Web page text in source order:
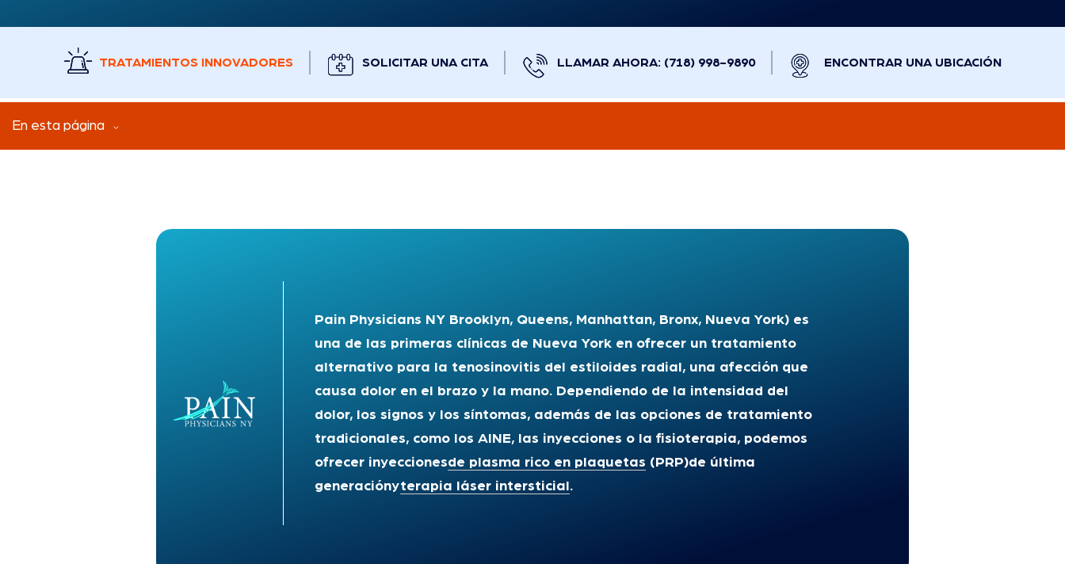
TRATAMIENTOS INNOVADORES SOLICITAR UNA CITA LLAMAR AHORA: (718) 998-9890 ENCONTRAR UNA UBICACIÓN
En esta página
Pain Physicians NY Brooklyn, Queens, Manhattan, Bronx, Nueva York) es
una de las primeras clínicas de Nueva York en ofrecer un tratamiento
alternativo para la tenosinovitis del estiloides radial, una afección que
causa dolor en el brazo y la mano. Dependiendo de la intensidad del
dolor, los signos y los síntomas, además de las opciones de tratamiento
tradicionales, como los AINE, las inyecciones o la fisioterapia, podemos
ofrecer inyeccionesde plasma rico en plaquetas (PRP)de última
generaciónyterapia láser intersticial.